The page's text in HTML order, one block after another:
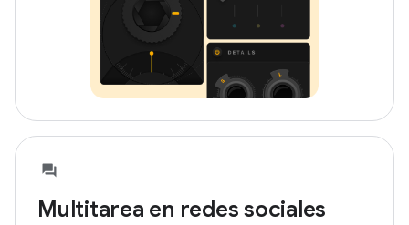
Multitarea en redes sociales